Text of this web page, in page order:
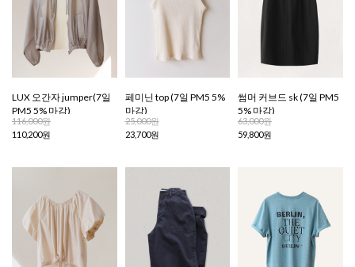
LUX 오간자 jumper(7일
PM5 5% 마감)
116,000원
110,200원
페미닌 top (7일 PM5 5%
마감)
25,000원
23,700원
썸머 커브드 sk (7일 PM5
5% 마감)
63,000원
59,800원